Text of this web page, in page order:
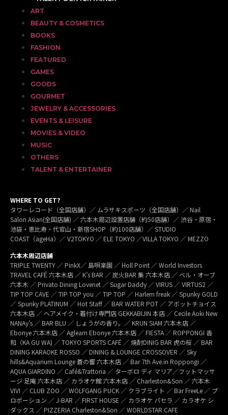
ART
BEAUTY & COSMETICS
BOOKS
FASHION
FEATURED
GAMES
GOODS
GOURMET
JEWELRY & ACCESSORIES
EVENTS & LEISURE
MOVIES & VIDEO
MUSIC
OTHERS
TALENT & ENTERTAINER
WHERE TO GET?
タワーレコード（全国店舗）／ ムラサキスポーツ（全国店舗）／ Nail
Salon Asian(全国店舗) ／ 六本木周辺設置店舗（約50店舗）／ 渋谷・原宿・
池袋・恵比寿・代官山・新宿SHOP（約100店舗）／ STUDIO
COAST（ageHa）／ V2TOKYO ／ ELE TOKYO ／VILLA TOKYO ／ MEZZO
六本木周辺店舗
TRIPLE TWENTY ／ PinkX／ 島唄楽園 ／ Holl Point ／ World Investors
TRAVEL CAFÉ 六本木店 ／ K’s BAR ／ 炭火BAR 集 六本木店 ／ ベル・オーブ
六本木 ／ Privato Dining Lovenet ／ Sugar Daddy ／ VIRUS ／ VIRTUS2 ／
TIP TOP CAVE ／ TIP TOP you ／ TIP TOP ／ Harlem freak ／ Spunky GOLD
／ Spunky PLATINUM ／ Hot Staff ／ BAR WATER POT ／ アボットチョイス
六本木店 ／ ヘアメイク・着付け専門店 GEKKABIJIN 本店 ／ Cecile Aoki New
NANAy’s ／ BAR BLU ／ しょうがの香り。／ KRUN SIAM 六本木店 ／
Ebonye 六本木店 ／ Agleam Ebonye 六本木店 ／ FIESTA ／ ROPPONGI 香
和（KA GU WA) ／ TOKYO SPORTS CAFÉ ／ 焼酎DINIG BAR 虎の桜 ／ BAR
DINING KARAOKE ROSSO ／ DINING & LOUNGE CROSSOVER ／ Sky
hills&Aquarium Lounge 蒼の響 六本木店 ／ Bar 7th Ave.in Roppongi ／
AQUA GIARDINO ／ Café&Trattoria ／ ターボロ ディ マリア／フットマッサ
ージ 足庵 六本木店 ／ カラオケ館 六本木店 ／ Charleston&Son ／ 六本木
VIVI ／ CLUB ZOO ／ WOLFGANG PUCK ／ クラブライト ／ Bar FreeLe ／ プ
ロポーション ／ J-BAR ／ FIRST HOUSE ／ カラオケ パセラ ／ カラオケ シ
ダックス ／ PIZZERIA Charleston&Son ／ WORLDSTAR CAFE